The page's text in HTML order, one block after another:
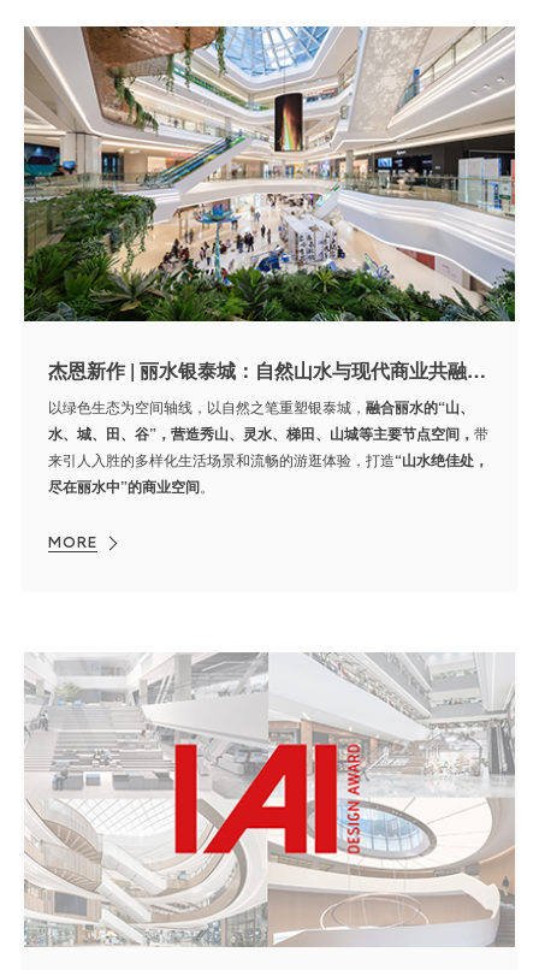
杰恩新作 | 丽水银泰城：自然山水与现代商业共融，打造丽水城市新地标
以绿色生态为空间轴线，以自然之笔重塑银泰城， 融合丽水的“山、
水、城、田、谷”，营造秀山、灵水、梯田、山城等主要节点空间， 带
来引人入胜的多样化生活场景和流畅的游逛体验，打造“山水绝佳处，
尽在丽水中”的商业空间。
MORE